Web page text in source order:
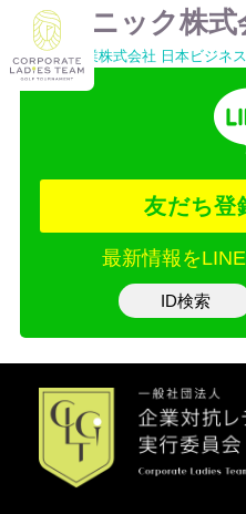
パナソニック株
住友ゴム工業株式会社 日本ビジネ
友だち登
最新情報を
ID検索